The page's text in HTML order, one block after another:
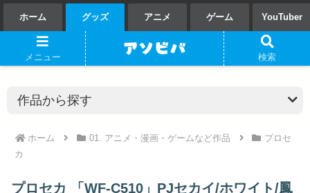
ホーム グッズ アニメ ゲーム YouTuber
ホーム 01. アニメ・漫画・ゲームなど作品
プロセ
カ
プロセカ 「WF-C510」PJセカイ/ホワイト/鳳
メニュー 検索